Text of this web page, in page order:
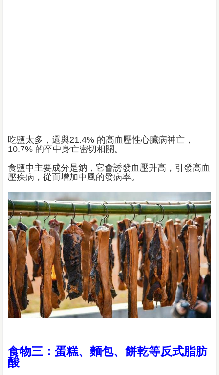
吃鹽太多，還與21.4% 的高血壓性心臟病神亡，
10.7% 的卒中身亡密切相關。
食鹽中主要成分是鈉，它會誘發血壓升高，引發高血
壓疾病，從而增加中風的發病率。
食物三：蛋糕、麵包、餅乾等反式脂肪
酸